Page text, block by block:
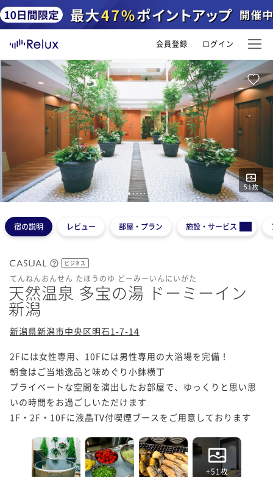
会員登録 ログイン
51枚
12345
宿の説明 レビュー 部屋・プラン 施設・サービス
ビジネス
てんねんおんせん たほうのゆ どーみーいんにいがた
天然温泉 多宝の湯 ドーミーイン
新潟
新潟県新潟市中央区明石1-7-14
2Fには女性専用、10Fには男性専用の大浴場を完備！
朝食はご当地逸品と味めぐり小鉢横丁
プライベートな空間を演出したお部屋で、ゆっくりと思い思
いの時間をお過ごしいただけます
1F・2F・10Fに液晶TV付喫煙ブースをご用意しております
+51枚